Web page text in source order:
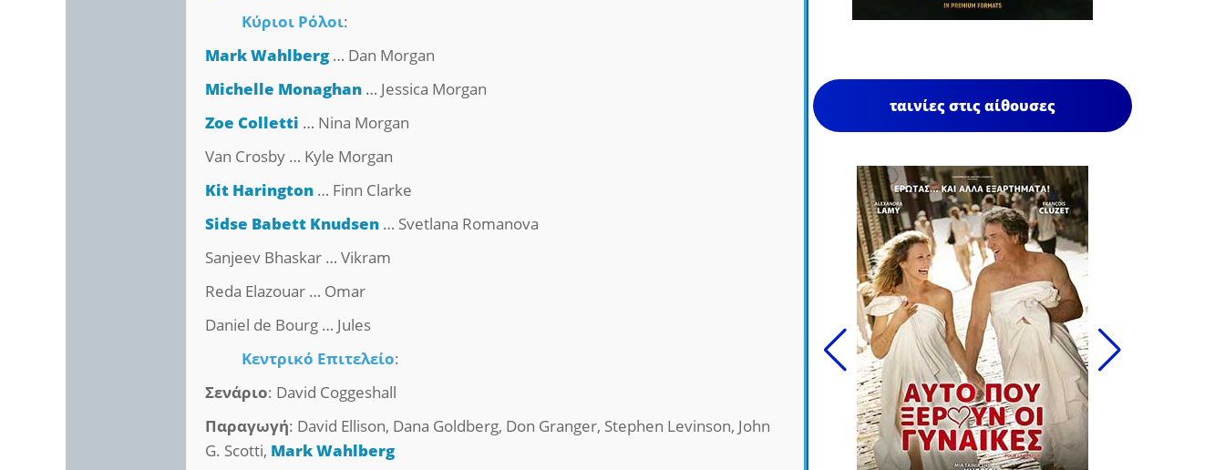
Κύριοι Ρόλοι:
Mark Wahlberg … Dan Morgan
Michelle Monaghan … Jessica Morgan
Zoe Colletti … Nina Morgan
Van Crosby … Kyle Morgan
Kit Harington … Finn Clarke
Sidse Babett Knudsen … Svetlana Romanova
Sanjeev Bhaskar … Vikram
Reda Elazouar … Omar
Daniel de Bourg … Jules
Κεντρικό Επιτελείο:
Σενάριο: David Coggeshall
Παραγωγή: David Ellison, Dana Goldberg, Don Granger, Stephen Levinson, John
G. Scotti, Mark Wahlberg
ταινίες στις αίθουσες